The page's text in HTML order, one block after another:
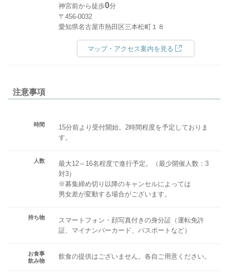
神宮前から徒歩0分
〒456-0032
愛知県名古屋市熱田区三本松町１８
マップ・アクセス案内を見る
注意事項
時間
15分前より受付開始。2時間程度を予定しておりま
す。
人数
最大12～16名程度で進行予定。（最少開催人数：3
対3）
※募集締め切り以降のキャンセルによっては
男女差が変動する場合がございます。
持ち物
スマートフォン・顔写真付きの身分証（運転免許
証、マイナンバーカード、パスポートなど）
お食事
飲み物
飲食の提供はございません。各自ご用意ください。